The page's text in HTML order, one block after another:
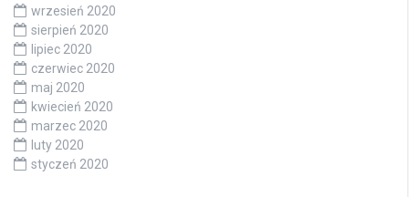
wrzesień 2020
sierpień 2020
lipiec 2020
czerwiec 2020
maj 2020
kwiecień 2020
marzec 2020
luty 2020
styczeń 2020